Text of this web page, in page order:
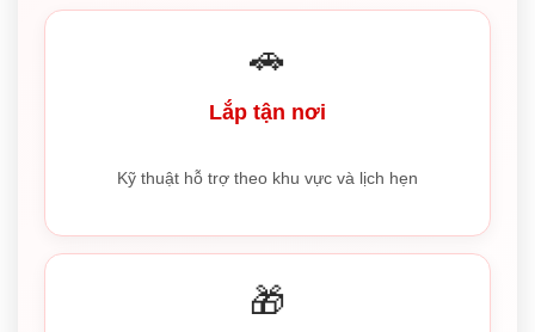
🚗
Lắp tận nơi
Kỹ thuật hỗ trợ theo khu vực và lịch hẹn
🎁